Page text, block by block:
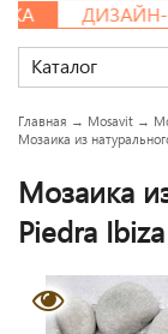
ДИЗАЙН-
Каталог
Главная → Mosavit →
Мозаика из
Мозаика
Piedra